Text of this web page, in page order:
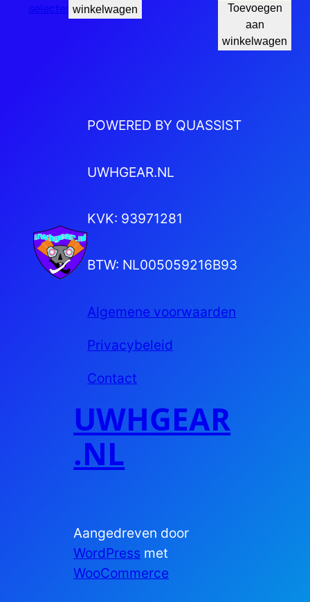
selecterenwinkelwagen
Toevoegen
aan
winkelwagen
POWERED BY QUASSIST
UWHGEAR.NL
KVK: 93971281
BTW: NL005059216B93
Algemene voorwaarden
Privacybeleid
Contact
UWHGEAR
.NL
Aangedreven door
WordPress met
WooCommerce